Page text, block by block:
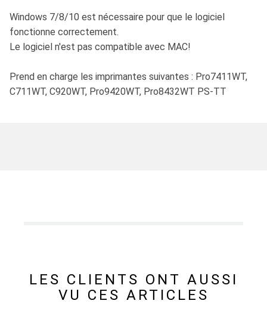
Windows 7/8/10 est nécessaire pour que le logiciel
fonctionne correctement.
Le logiciel n'est pas compatible avec MAC!
Prend en charge les imprimantes suivantes : Pro7411WT,
C711WT, C920WT, Pro9420WT, Pro8432WT PS-TT
LES CLIENTS ONT AUSSI
VU CES ARTICLES